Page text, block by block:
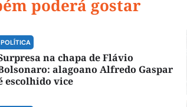
poderá gostar
POLÍTICA
na chapa de Flávio
alagoano Alfredo Gaspar
escolhido vice